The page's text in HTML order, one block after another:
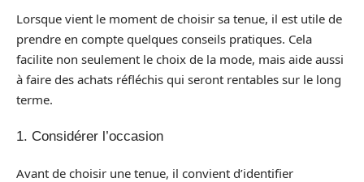
Lorsque vient le moment de choisir sa tenue, il est utile de
prendre en compte quelques conseils pratiques. Cela
facilite non seulement le choix de la mode, mais aide aussi
à faire des achats réfléchis qui seront rentables sur le long
terme.
1. Considérer l’occasion
Avant de choisir une tenue, il convient d’identifier